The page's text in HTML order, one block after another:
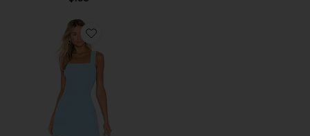
Favorite Ace Dress